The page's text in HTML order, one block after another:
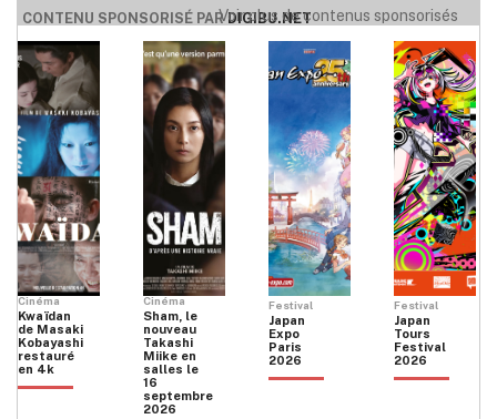
CONTENU SPONSORISÉ PARDIGIBU.NET
Voir plus de contenus sponsorisés
Cinéma
Kwaïdan
de Masaki
Kobayashi
restauré
en 4k
Cinéma
Sham, le
nouveau
Takashi
Miike en
salles le
16
septembre
2026
Festival
Japan
Expo
Paris
2026
Festival
Japan
Tours
Festival
2026